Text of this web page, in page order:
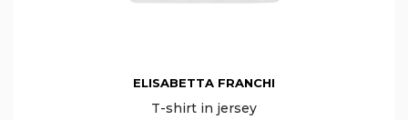
ELISABETTA FRANCHI
T-shirt in jersey